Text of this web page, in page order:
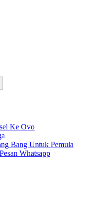
Ke Ovo
Bang Untuk Pemula
Whatsapp